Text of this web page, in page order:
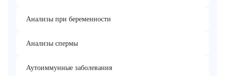
Анализы при беременности
Анализы спермы
Аутоиммунные заболевания